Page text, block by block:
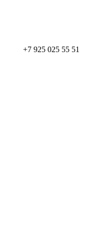
+7 925 025 55 51